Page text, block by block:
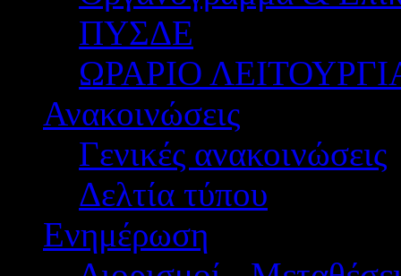
ΠΥΣΔΕ
ΩΡΑΡΙΟ
Ανακοινώσεις
Γενικές ανακοινώσεις
Δελτία τύπου
Ενημέρωση